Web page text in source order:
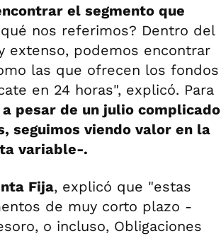
el segmento que
qué nos referimos? Dentro del
extenso, podemos encontrar
las que ofrecen los fondos
en 24 horas", explicó. Para
a pesar de un julio complicado
seguimos viendo valor en la
variable-.
Fija, explicó que "estas
de muy corto plazo -
o incluso, Obligaciones